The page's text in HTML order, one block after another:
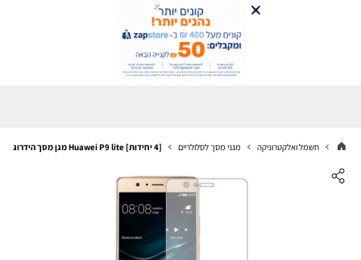
חשמל ואלקטרוניקה מגני מסך לסלולריים [4 יחידות] Huawei P9 lite מגן מסך הידרוג'ל שקוף (סיליקון) סקרין מובייל